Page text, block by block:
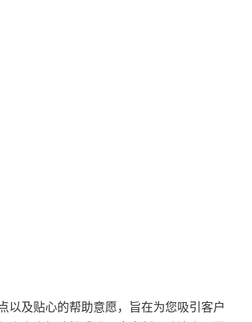
以及贴心的帮助意愿，旨在为您吸引客户